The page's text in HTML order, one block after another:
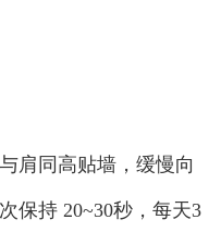
同高贴墙，缓慢向
保持 20~30秒，每天3